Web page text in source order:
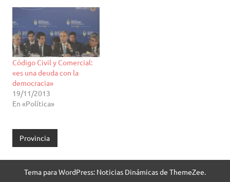
Ley de Defensa del
también bonaerense, sigue
con la lupa en los grandes
comercios. Según la
iniciativa, las…
Código Civil y Comercial:
«es una deuda con la
democracia»
19/11/2013
En «Política»
Provincia
Tema para WordPress: Noticias Dinámicas de ThemeZee.